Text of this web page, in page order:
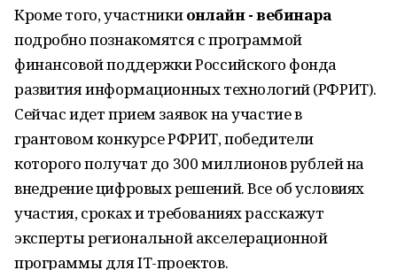
Кроме того, участникионлайн - вебинара
подробно познакомятся с программой
финансовой поддержки Российского фонда
развития информационных технологий (РФРИТ).
Сейчас идет прием заявок на участие в
грантовом конкурсе РФРИТ, победители
которого получат до 300 миллионов рублей на
внедрение цифровых решений. Все об условиях
участия, сроках и требованиях расскажут
эксперты региональной акселерационной
программы для IT-проектов.